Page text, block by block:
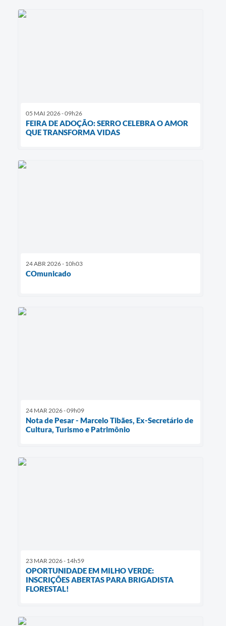
05 MAI 2026 - 09h26
FEIRA DE ADOÇÃO: SERRO CELEBRA O AMOR
QUE TRANSFORMA VIDAS
24 ABR 2026 - 10h03
COmunicado
24 MAR 2026 - 09h09
Nota de Pesar - Marcelo Tibães, Ex-Secretário de
Cultura, Turismo e Patrimônio
23 MAR 2026 - 14h59
OPORTUNIDADE EM MILHO VERDE:
INSCRIÇÕES ABERTAS PARA BRIGADISTA
FLORESTAL!